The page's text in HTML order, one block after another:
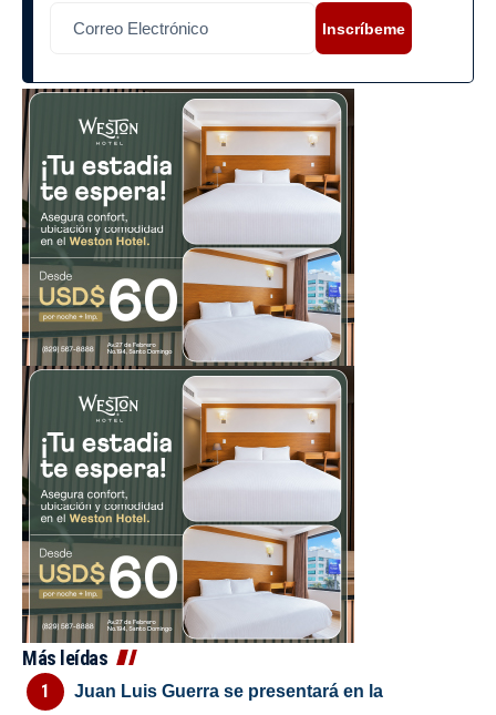
Inscríbeme
Más leídas
Juan Luis Guerra se presentará en la